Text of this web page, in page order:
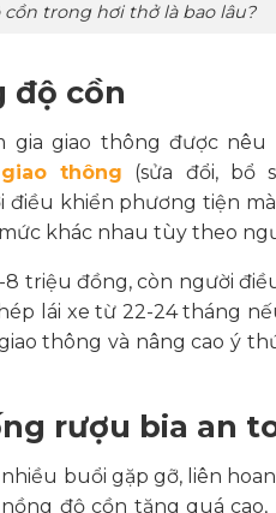
trong hơi thở là bao lâu?
độ cồn
giao thông được nêu
thông (sửa đổi, bổ
điều khiển phương tiện
khác nhau tùy theo
triệu đồng, còn người
lái xe từ 22-24 tháng
thông và nâng cao ý
rượu bia an
buổi gặp gỡ, liên
độ cồn tăng quá